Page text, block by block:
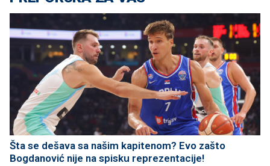
Šta se dešava sa našim kapitenom? Evo zašto
Bogdanović nije na spisku reprezentacije!